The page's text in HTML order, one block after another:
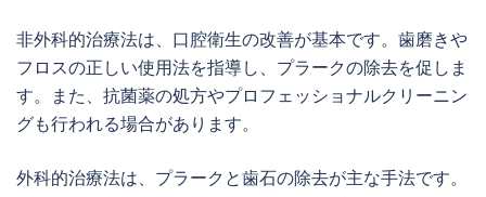
非外科的治療法は、口腔衛生の改善が基本です。歯磨きや
フロスの正しい使用法を指導し、プラークの除去を促しま
す。また、抗菌薬の処方やプロフェッショナルクリーニン
グも行われる場合があります。
外科的治療法は、プラークと歯石の除去が主な手法です。